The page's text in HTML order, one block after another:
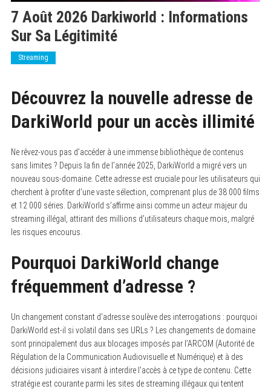
7 Août 2026 Darkiworld : Informations
Sur Sa Légitimité
Streaming
Découvrez la nouvelle adresse de
DarkiWorld pour un accès illimité
Ne rêvez-vous pas d’accéder à une immense bibliothèque de contenus
sans limites ? Depuis la fin de l’année 2025, DarkiWorld a migré vers un
nouveau sous-domaine. Cette adresse est cruciale pour les utilisateurs qui
cherchent à profiter d’une vaste sélection, comprenant plus de 38 000 films
et 12 000 séries. DarkiWorld s’affirme ainsi comme un acteur majeur du
streaming illégal, attirant des millions d’utilisateurs chaque mois, malgré
les risques encourus.
Pourquoi DarkiWorld change
fréquemment d’adresse ?
Un changement constant d’adresse soulève des interrogations : pourquoi
DarkiWorld est-il si volatil dans ses URLs ? Les changements de domaine
sont principalement dus aux blocages imposés par l’ARCOM (Autorité de
Régulation de la Communication Audiovisuelle et Numérique) et à des
décisions judiciaires visant à interdire l’accès à ce type de contenu. Cette
stratégie est courante parmi les sites de streaming illégaux qui tentent